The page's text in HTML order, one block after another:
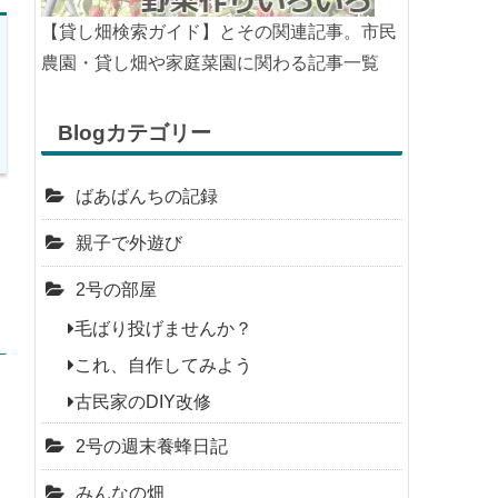
今月（8月）に植えられる野菜を見る
関連記事
農園・貸し畑や家庭菜園に関わる記事一覧
Blogカテゴリー
ばあばんちの記録